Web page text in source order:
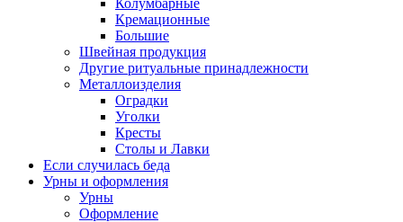
Колумбарные
Кремационные
Большие
Швейная продукция
Другие ритуальные принадлежности
Металлоизделия
Оградки
Уголки
Кресты
Столы и Лавки
Если случилась беда
Урны и оформления
Урны
Оформление